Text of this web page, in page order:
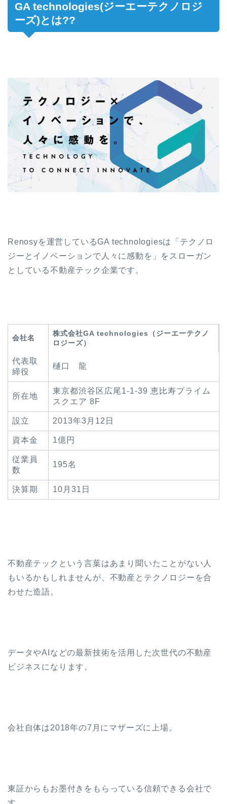
GA technologies(ジーエーテクノロジ
ーズ)とは??
Renosyを運営しているGA technologiesは「テクノロ
ジーとイノベーションで人々に感動を」をスローガン
としている不動産テック企業です。
会社名
株式会社GA technologies（ジーエーテクノ
ロジーズ）
代表取
締役
樋口 龍
所在地
東京都渋谷区広尾1-1-39 恵比寿プライム
スクエア 8F
設立 2013年3月12日
資本金 1億円
従業員
数
195名
決算期 10月31日
不動産テックという言葉はあまり聞いたことがない人
もいるかもしれませんが、不動産とテクノロジーを合
わせた造語。
データやAIなどの最新技術を活用した次世代の不動産
ビジネスになります。
会社自体は2018年の7月にマザーズに上場。
東証からもお墨付きをもらっている信頼できる会社で